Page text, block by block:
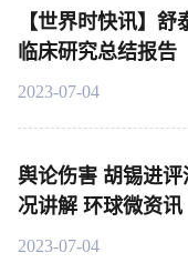
【世界时快讯】
临床研究总结报告
2023-07-04
舆论伤害 胡锡进
况讲解 环球微资讯
2023-07-04